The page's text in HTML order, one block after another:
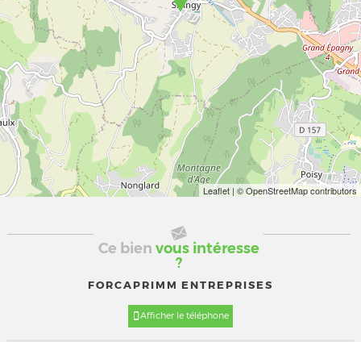
Leaflet | © OpenStreetMap contributors
Ce bien vous intéresse
?
FORCAPRIMM ENTREPRISES
Afficher le téléphone